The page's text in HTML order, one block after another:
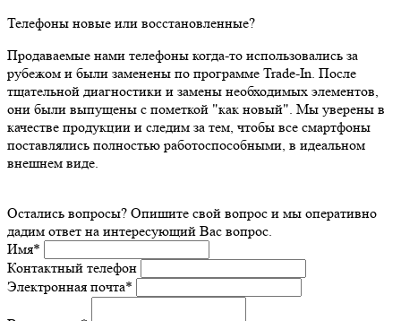
Телефоны новые или восстановленные?
Продаваемые нами телефоны когда-то использовались за
рубежом и были заменены по программе Trade-In. После
тщательной диагностики и замены необходимых элементов,
они были выпущены с пометкой "как новый". Мы уверены в
качестве продукции и следим за тем, чтобы все смартфоны
поставлялись полностью работоспособными, в идеальном
внешнем виде.
Остались вопросы? Опишите свой вопрос и мы оперативно
дадим ответ на интересующий Вас вопрос.
Имя*
Контактный телефон
Электронная почта*